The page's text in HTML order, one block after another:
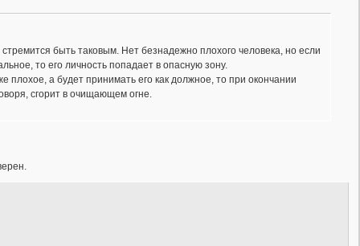
быть таковым. Нет безнадежно плохого человека, но если
то его личность попадает в опасную зону.
плохое, а будет принимать его как должное, то при окончании
сгорит в очищающем огне.